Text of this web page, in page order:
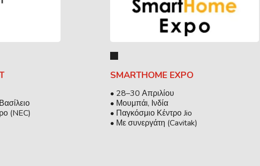
(NEC)
SMARTHOME EXPO
• 28–30 Απριλίου
• Μουμπάι, Ινδία
• Παγκόσμιο Κέντρο Jio
• Με συνεργάτη (Cavitak)